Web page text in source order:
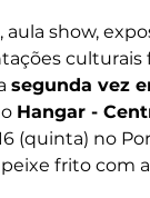
aula show,
culturais
segunda vez
Hangar -
(quinta) no
frito com